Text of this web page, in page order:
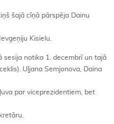
šajā cīņā pārspēja Dainu
Kisielu.
sesija notika 1. decembrī un tajā
Uļjana Semjonova, Daina
par viceprezidentiem, bet